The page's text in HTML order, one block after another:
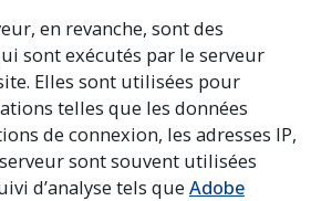
en revanche, sont des
sont exécutés par le serveur
Elles sont utilisées pour
telles que les données
de connexion, les adresses IP,
sont souvent utilisées
d’analyse tels que Adobe